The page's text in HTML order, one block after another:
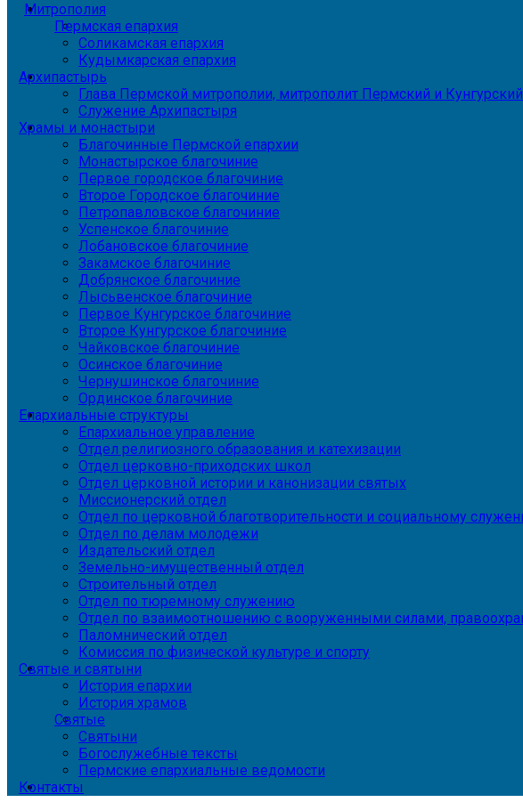
Митрополия
Пермская епархия
Соликамская епархия
Кудымкарская епархия
Архипастырь
Глава Пермской митрополии, митрополит Пермский и Кунгурский
Служение Архипастыря
Храмы и монастыри
Благочинные Пермской епархии
Монастырское благочиние
Первое городское благочиние
Второе Городское благочиние
Петропавловское благочиние
Успенское благочиние
Лобановское благочиние
Закамское благочиние
Добрянское благочиние
Лысьвенское благочиние
Первое Кунгурское благочиние
Второе Кунгурское благочиние
Чайковское благочиние
Осинское благочиние
Чернушинское благочиние
Ординское благочиние
Епархиальные структуры
Епархиальное управление
Отдел религиозного образования и катехизации
Отдел церковно-приходских школ
Отдел церковной истории и канонизации святых
Миссионерский отдел
Отдел по церковной благотворительности и социальному
Отдел по делам молодежи
Издательский отдел
Земельно-имущественный отдел
Строительный отдел
Отдел по тюремному служению
Отдел по взаимоотношению с вооруженными силами,
Паломнический отдел
Комиссия по физической культуре и спорту
Святые и святыни
История епархии
История храмов
Святые
Святыни
Богослужебные тексты
Пермские епархиальные ведомости
Контакты